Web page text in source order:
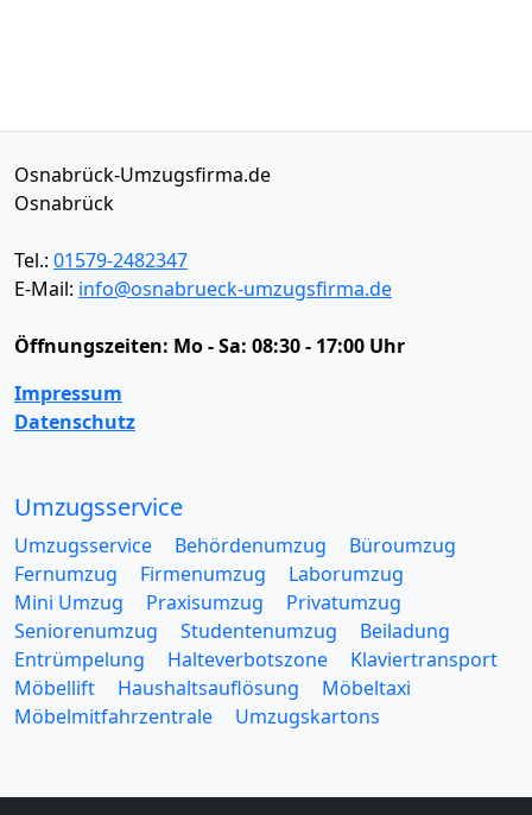
Osnabrück-Umzugsfirma.de
Osnabrück
Tel.: 01579-2482347
E-Mail: info@osnabrueck-umzugsfirma.de
Öffnungszeiten: Mo - Sa: 08:30 - 17:00 Uhr
Impressum
Datenschutz
Umzugsservice
Umzugsservice Behördenumzug
Büroumzug
Fernumzug
Firmenumzug
Laborumzug
Mini Umzug
Praxisumzug
Privatumzug
Seniorenumzug
Studentenumzug
Beiladung
Entrümpelung
Halteverbotszone
Klaviertransport
Möbellift
Haushaltsauflösung
Möbeltaxi
Möbelmitfahrzentrale
Umzugskartons